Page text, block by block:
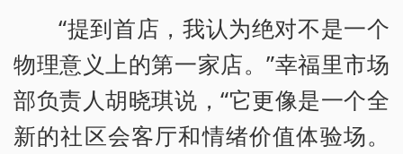
“提到首店，我认为绝对不是一个
物理意义上的第一家店。”幸福里市场
部负责人胡晓琪说，“它更像是一个全
新的社区会客厅和情绪价值体验场。